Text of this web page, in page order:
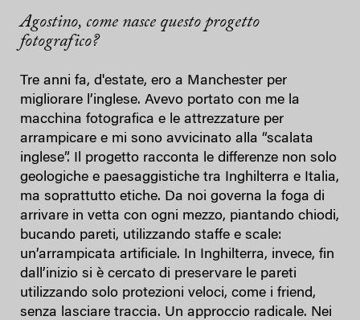
Agostino, come nasce questo progetto
fotografico?
Tre anni fa, d'estate, ero a Manchester per
migliorare l’inglese. Avevo portato con me la
macchina fotografica e le attrezzature per
arrampicare e mi sono avvicinato alla “scalata
inglese”. Il progetto racconta le differenze non solo
geologiche e paesaggistiche tra Inghilterra e Italia,
ma soprattutto etiche. Da noi governa la foga di
arrivare in vetta con ogni mezzo, piantando chiodi,
bucando pareti, utilizzando staffe e scale:
un’arrampicata artificiale. In Inghilterra, invece, fin
dall’inizio si è cercato di preservare le pareti
utilizzando solo protezioni veloci, come i friend,
senza lasciare traccia. Un approccio radicale. Nei